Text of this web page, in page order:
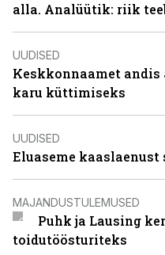
alla. Analüütik: riik
UUDISED
Keskkonnaamet
karu küttimiseks
UUDISED
Eluaseme kaaslaenust
MAJANDUSTULEMUSED
Puhk ja Lausing
toidutöösturiteks